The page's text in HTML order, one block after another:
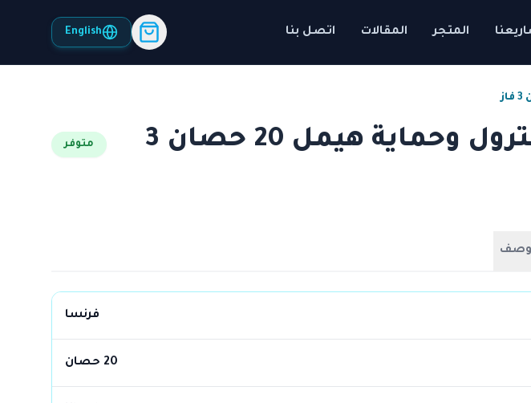
المتجر المقالات اتصل بنا English
لوحة كنترول وحماية هيمل 20 حصان 3
متوفر
فرنسا
20 حصان